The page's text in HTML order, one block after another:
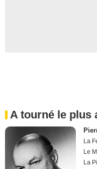
A tourné le plus
La
Le
La